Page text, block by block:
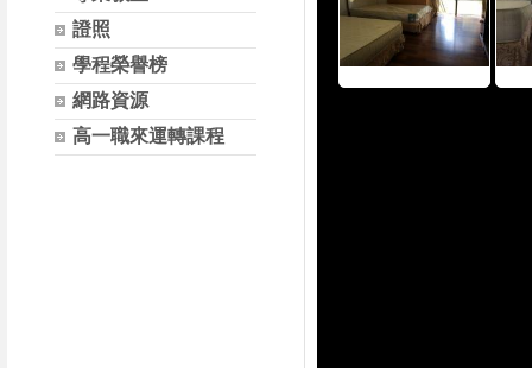
證照
學程榮譽榜
網路資源
高一職來運轉課程